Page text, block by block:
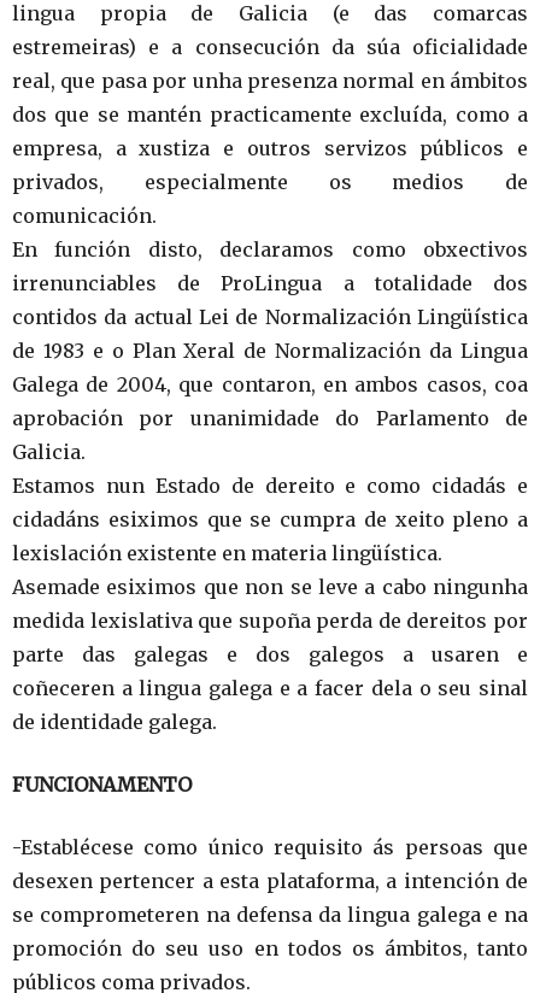
lingua propia de Galicia (e das comarcas
estremeiras) e a consecución da súa oficialidade
real, que pasa por unha presenza normal en ámbitos
dos que se mantén practicamente excluída, como a
empresa, a xustiza e outros servizos públicos e
privados, especialmente os medios de
comunicación.
En función disto, declaramos como obxectivos
irrenunciables de ProLingua a totalidade dos
contidos da actual Lei de Normalización Lingüística
de 1983 e o Plan Xeral de Normalización da Lingua
Galega de 2004, que contaron, en ambos casos, coa
aprobación por unanimidade do Parlamento de
Galicia.
Estamos nun Estado de dereito e como cidadás e
cidadáns esiximos que se cumpra de xeito pleno a
lexislación existente en materia lingüística.
Asemade esiximos que non se leve a cabo ningunha
medida lexislativa que supoña perda de dereitos por
parte das galegas e dos galegos a usaren e
coñeceren a lingua galega e a facer dela o seu sinal
de identidade galega.
FUNCIONAMENTO
-Establécese como único requisito ás persoas que
desexen pertencer a esta plataforma, a intención de
se comprometeren na defensa da lingua galega e na
promoción do seu uso en todos os ámbitos, tanto
públicos coma privados.